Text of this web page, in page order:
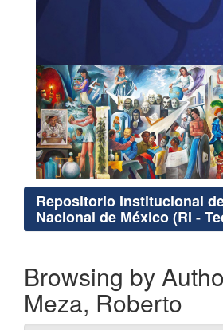
Repositorio Institucional
Nacional de México (RI -
Browsing by
Meza, Roberto